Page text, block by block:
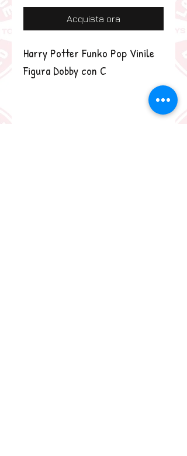
Acquista ora
Harry Potter Funko Pop Vinile
Figura Dobby con C